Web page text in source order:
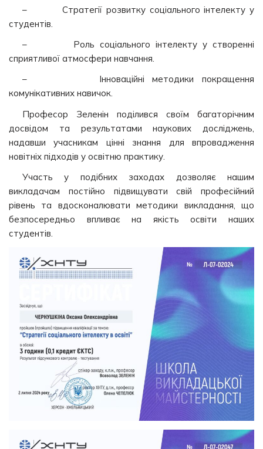
– Стратегії розвитку соціального інтелекту у
студентів.
– Роль соціального інтелекту у створенні
сприятливої атмосфери навчання.
– Інноваційні методики покращення
комунікативних навичок.
Професор Зеленін поділився своїм багаторічним
досвідом та результатами наукових досліджень,
надавши учасникам цінні знання для впровадження
новітніх підходів у освітню практику.
Участь у подібних заходах дозволяє нашим
викладачам постійно підвищувати свій професійний
рівень та вдосконалювати методики викладання, що
безпосередньо впливає на якість освіти наших
студентів.